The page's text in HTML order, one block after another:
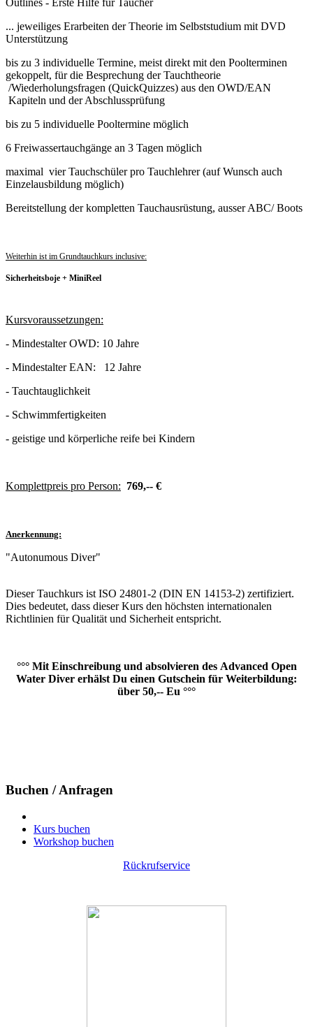
... jeweiliges Erarbeiten der Theorie im Selbststudium mit DVD
Unterstützung
bis zu 3 individuelle Termine, meist direkt mit den Poolterminen
gekoppelt, für die Besprechung der Tauchtheorie
/Wiederholungsfragen (QuickQuizzes) aus den OWD/EAN
Kapiteln und der Abschlussprüfung
bis zu 5 individuelle Pooltermine möglich
6 Freiwassertauchgänge an 3 Tagen möglich
maximal vier Tauchschüler pro Tauchlehrer (auf Wunsch auch
Einzelausbildung möglich)
Bereitstellung der kompletten Tauchausrüstung, ausser ABC/ Boots
Weiterhin ist im Grundtauchkurs inclusive:
Sicherheitsboje + MiniReel
Kursvoraussetzungen:
- Mindestalter OWD: 10 Jahre
- Mindestalter EAN: 12 Jahre
- Tauchtauglichkeit
- Schwimmfertigkeiten
- geistige und körperliche reife bei Kindern
Komplettpreis pro Person: 769,-- €
Anerkennung:
"Autonumous Diver"
Dieser Tauchkurs ist ISO 24801-2 (DIN EN 14153-2) zertifiziert.
Dies bedeutet, dass dieser Kurs den höchsten internationalen
Richtlinien für Qualität und Sicherheit entspricht.
°°° Mit Einschreibung und absolvieren des Advanced Open
Water Diver erhälst Du einen Gutschein für Weiterbildung:
über 50,-- Eu °°°
Buchen / Anfragen
Kurs buchen
Workshop buchen
Rückrufservice